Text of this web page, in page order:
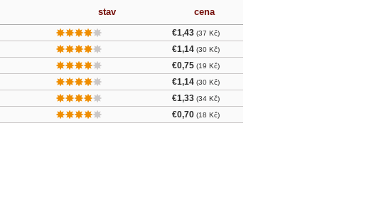
stav cena
€1,43 (37 Kč)
€1,14 (30 Kč)
€0,75 (19 Kč)
€1,14 (30 Kč)
€1,33 (34 Kč)
€0,70 (18 Kč)